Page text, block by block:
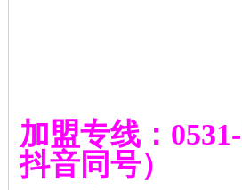
加盟专线：
抖音同号）